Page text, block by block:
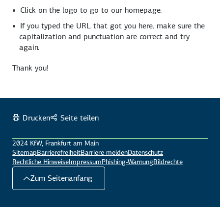
Click on the logo to go to our homepage.
If you typed the URL that got you here, make sure the
capitalization and punctuation are correct and try
again.
Thank you!
Drucken Seite teilen
2024 KfW, Frankfurt am Main
SitemapBarrierefreiheitBarriere meldenDatenschutz
Rechtliche HinweiseImpressumPhishing-WarnungBildrechte
Zum Seitenanfang